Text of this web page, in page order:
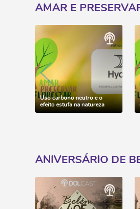
AMAR E
Uso carbono neutro e o
efeito estufa na natureza
ANIVERSÁRIO DE